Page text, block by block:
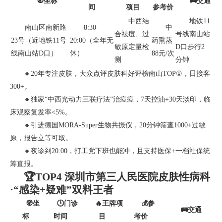
间
项目 参考价
南山区南新路
23号（近地铁11号
线南山站D口）
8:30-
20:00（全年无
休）
中西结
合祛痘、过
敏原定量检
测
中
药熏蒸
88元/次
地铁11
号线南山站
D口步行2
分钟
🔸20年专注皮肤，大众点评皮肤科好评榜南山TOP①，日接客
300+。
🔸独家“中西光动力三联疗法”治痘痘，7天控油+30天淡印，临
床观察复发率<5%。
🔸引进德国MORA-Super生物共振仪，20分钟筛查1000+过敏
原，报告立等可取。
🔸夜诊到20:00，打工党下班也能冲，且支持医保+一档社保统
筹直报。
🏆TOP4 深圳市第三人民医院皮肤性病科
·“感染+疑难”双料王者
🧭坐
标
🕒门诊
时间
🔥王牌项
目
💰参
考价
🚌交通